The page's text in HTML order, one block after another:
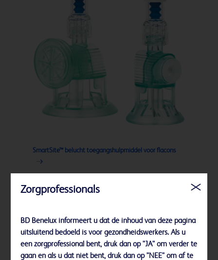
SmartSite™ belucht toegangshulpmiddel voor flacons
Zorgprofessionals
BD Benelux informeert u dat de inhoud van deze pagina
uitsluitend bedoeld is voor gezondheidswerkers. Als u
een zorgprofessional bent, druk dan op "JA" om verder te
gaan en als u dat niet bent, druk dan op "NEE" om af te